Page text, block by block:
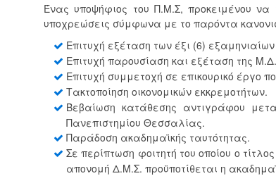
Ένας υποψήφιος του Π.Μ.Σ, προκειμένου να
υποχρεώσεις σύμφωνα με το παρόντα
Επιτυχή εξέταση των έξι (6)
Επιτυχή παρουσίαση και εξέταση της
Επιτυχή συμμετοχή σε επικουρικό έργο
Τακτοποίηση οικονομικών εκκρεμοτήτων.
Βεβαίωση κατάθεσης αντιγράφου
Πανεπιστημίου Θεσσαλίας.
Παράδοση ακαδημαϊκής ταυτότητας.
Σε περίπτωση φοιτητή του οποίου ο
απονομή Δ.Μ.Σ. προϋποτίθεται η